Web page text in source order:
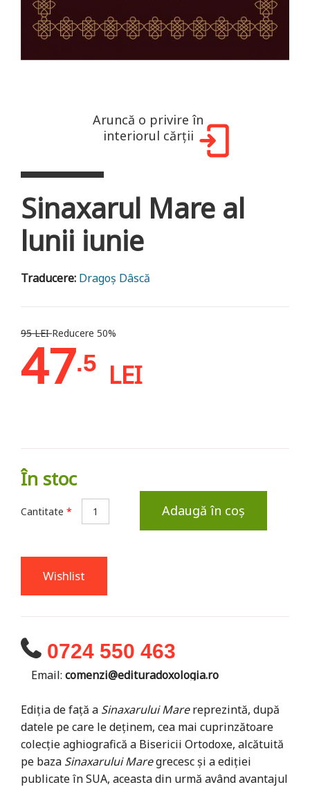
Aruncă o privire în
interiorul cărții
Sinaxarul Mare al
lunii iunie
Traducere: Dragoș Dâscă
95 LEIReducere 50%
47.5 LEI
În stoc
Cantitate * Adaugă în coș
Wishlist
0724 550 463
Email: comenzi@edituradoxologia.ro
Ediţia de faţă a Sinaxarului Marereprezintă, după
datele pe care le deţinem, cea mai cuprinzătoare
colecţie aghiografică a Bisericii Ortodoxe, alcătuită
pe baza Sinaxarului Maregrecesc şi a ediţiei
publicate în SUA, aceasta din urmă având avantajul